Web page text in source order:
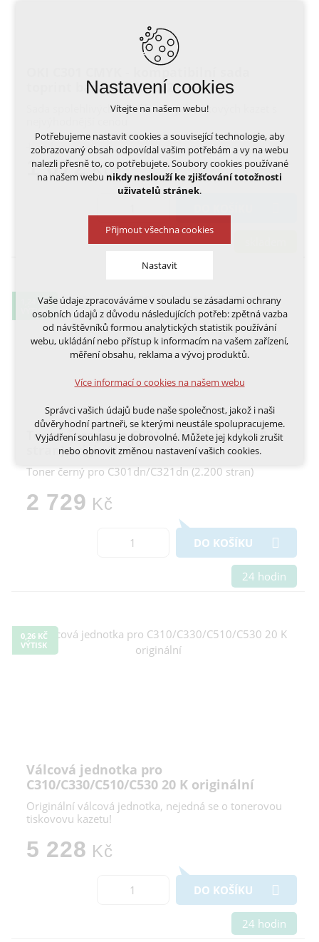
toprint barev C301, C321
Sada spolehlivých certifikovaných tiskových kazet s
1 264,-
1 072Kč
1,24 KČ
VÝTISK
Toner černý pro C301dn/C321dn (2.200
stran) originální
Toner černý pro C301dn/C321dn (2.200 stran)
2 729 Kč
DO KOŠÍKU
24 hodin
0,26 KČ
VÝTISK
Válcová jednotka pro
C310/C330/C510/C530 20 K originální
Originální válcová jednotka, nejedná se o tonerovou
tiskovovu kazetu!
5 228 Kč
DO KOŠÍKU
24 hodin
Nastavení cookies
Vítejte na našem webu!
Potřebujeme nastavit cookies a související technologie, aby
zobrazovaný obsah odpovídal vašim potřebám a vy na webu
nalezli přesně to, co potřebujete. Soubory cookies používané
na našem webu nikdy neslouží ke zjišťování totožnosti
uživatelů stránek.
Přijmout všechna cookies
Nastavit
Technická cookies
nutná pro provozování webu
udržení kontextu stránek (session): případná
přihlášení, volby jazyka, apod.
Volitelná cookies
analytická pro anonymizované vyhodnocení
marketingová cookies (Google, Ecomail, Sklik,
Smartsupp, Heureka)
Více informací o cookies na našem webu
Přijmout všechna cookies
Odmítnout vše
Vaše údaje zpracováváme v souladu se zásadami ochrany
osobních údajů z důvodu následujících potřeb: zpětná vazba
od návštěvníků formou analytických statistik používání
webu, ukládání nebo přístup k informacím na vašem zařízení,
měření obsahu, reklama a vývoj produktů.
Více informací o cookies na našem webu
Správci vašich údajů bude naše společnost, jakož i naši
důvěryhodní partneři, se kterými neustále spolupracujeme.
Vyjádření souhlasu je dobrovolné. Můžete jej kdykoli zrušit
nebo obnovit změnou nastavení vašich cookies.
Cookies a podobné technologie dělíme na technická: nutná
pro běh webu, bez nichž nelze web používat a volitelná. Do
této části spadají analytická a marketingová cookies.